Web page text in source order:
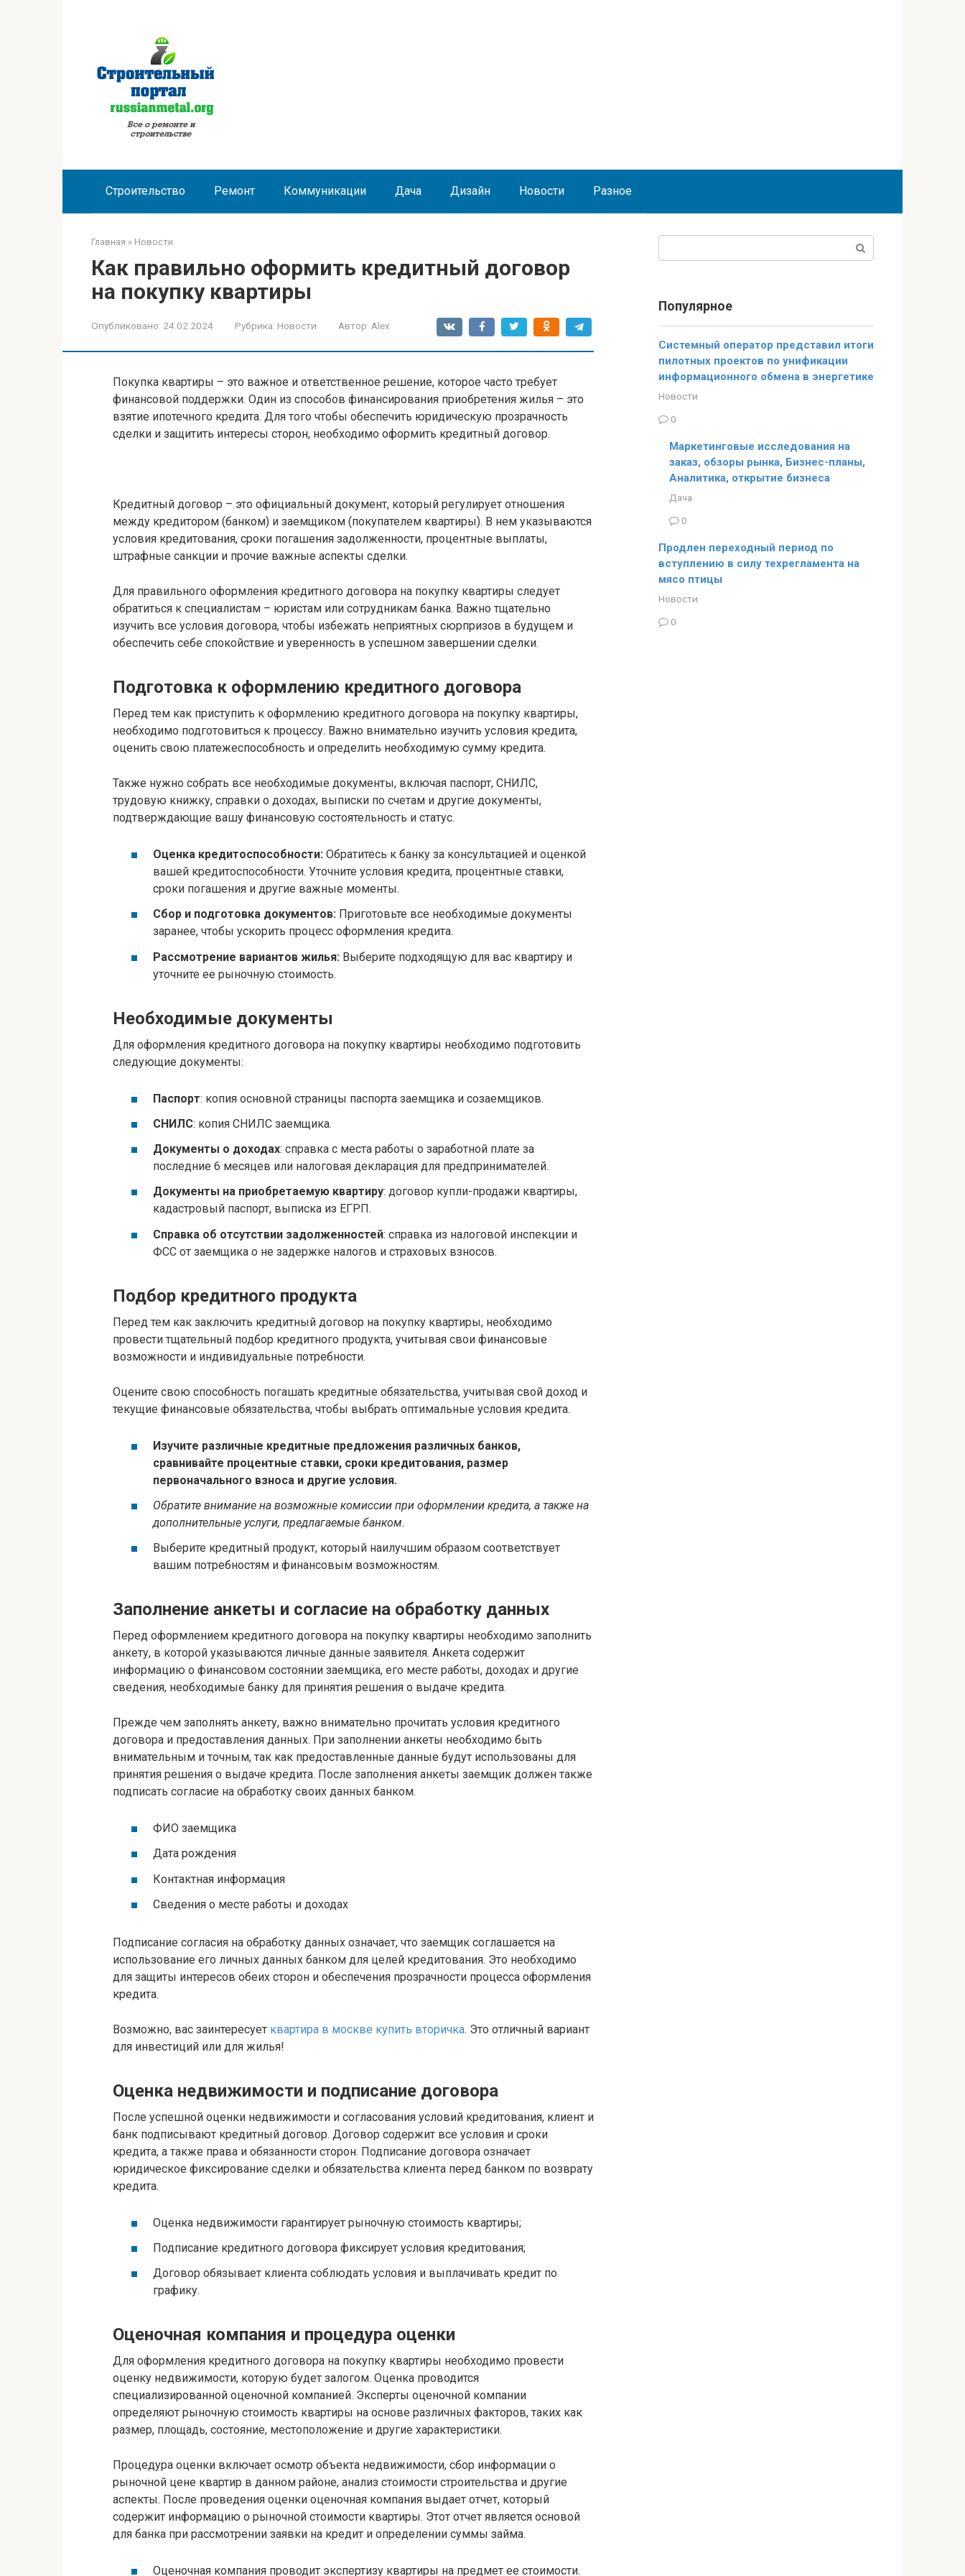
Строительство Ремонт Коммуникации Дача Дизайн Новости Разное
Главная » Новости
Как правильно оформить кредитный договор
на покупку квартиры
Опубликовано: 24.02.2024 Рубрика: Новости Автор: Alex
Покупка квартиры – это важное и ответственное решение, которое часто требует
финансовой поддержки. Один из способов финансирования приобретения жилья – это
взятие ипотечного кредита. Для того чтобы обеспечить юридическую прозрачность
сделки и защитить интересы сторон, необходимо оформить кредитный договор.
Кредитный договор – это официальный документ, который регулирует отношения
между кредитором (банком) и заемщиком (покупателем квартиры). В нем указываются
условия кредитования, сроки погашения задолженности, процентные выплаты,
штрафные санкции и прочие важные аспекты сделки.
Для правильного оформления кредитного договора на покупку квартиры следует
обратиться к специалистам – юристам или сотрудникам банка. Важно тщательно
изучить все условия договора, чтобы избежать неприятных сюрпризов в будущем и
обеспечить себе спокойствие и уверенность в успешном завершении сделки.
Подготовка к оформлению кредитного договора
Перед тем как приступить к оформлению кредитного договора на покупку квартиры,
необходимо подготовиться к процессу. Важно внимательно изучить условия кредита,
оценить свою платежеспособность и определить необходимую сумму кредита.
Также нужно собрать все необходимые документы, включая паспорт, СНИЛС,
трудовую книжку, справки о доходах, выписки по счетам и другие документы,
подтверждающие вашу финансовую состоятельность и статус.
Оценка кредитоспособности: Обратитесь к банку за консультацией и оценкой
вашей кредитоспособности. Уточните условия кредита, процентные ставки,
сроки погашения и другие важные моменты.
Сбор и подготовка документов: Приготовьте все необходимые документы
заранее, чтобы ускорить процесс оформления кредита.
Рассмотрение вариантов жилья: Выберите подходящую для вас квартиру и
уточните ее рыночную стоимость.
Необходимые документы
Для оформления кредитного договора на покупку квартиры необходимо подготовить
следующие документы:
Паспорт: копия основной страницы паспорта заемщика и созаемщиков.
СНИЛС: копия СНИЛС заемщика.
Документы о доходах: справка с места работы о заработной плате за
последние 6 месяцев или налоговая декларация для предпринимателей.
Документы на приобретаемую квартиру: договор купли-продажи квартиры,
кадастровый паспорт, выписка из ЕГРП.
Справка об отсутствии задолженностей: справка из налоговой инспекции и
ФСС от заемщика о не задержке налогов и страховых взносов.
Подбор кредитного продукта
Перед тем как заключить кредитный договор на покупку квартиры, необходимо
провести тщательный подбор кредитного продукта, учитывая свои финансовые
возможности и индивидуальные потребности.
Оцените свою способность погашать кредитные обязательства, учитывая свой доход и
текущие финансовые обязательства, чтобы выбрать оптимальные условия кредита.
Изучите различные кредитные предложения различных банков,
сравнивайте процентные ставки, сроки кредитования, размер
первоначального взноса и другие условия.
Обратите внимание на возможные комиссии при оформлении кредита, а также на
дополнительные услуги, предлагаемые банком.
Выберите кредитный продукт, который наилучшим образом соответствует
вашим потребностям и финансовым возможностям.
Заполнение анкеты и согласие на обработку данных
Перед оформлением кредитного договора на покупку квартиры необходимо заполнить
анкету, в которой указываются личные данные заявителя. Анкета содержит
информацию о финансовом состоянии заемщика, его месте работы, доходах и другие
сведения, необходимые банку для принятия решения о выдаче кредита.
Прежде чем заполнять анкету, важно внимательно прочитать условия кредитного
договора и предоставления данных. При заполнении анкеты необходимо быть
внимательным и точным, так как предоставленные данные будут использованы для
принятия решения о выдаче кредита. После заполнения анкеты заемщик должен также
подписать согласие на обработку своих данных банком.
ФИО заемщика
Дата рождения
Контактная информация
Сведения о месте работы и доходах
Подписание согласия на обработку данных означает, что заемщик соглашается на
использование его личных данных банком для целей кредитования. Это необходимо
для защиты интересов обеих сторон и обеспечения прозрачности процесса оформления
кредита.
Возможно, вас заинтересует квартира в москве купить вторичка. Это отличный вариант
для инвестиций или для жилья!
Оценка недвижимости и подписание договора
После успешной оценки недвижимости и согласования условий кредитования, клиент и
банк подписывают кредитный договор. Договор содержит все условия и сроки
кредита, а также права и обязанности сторон. Подписание договора означает
юридическое фиксирование сделки и обязательства клиента перед банком по возврату
кредита.
Оценка недвижимости гарантирует рыночную стоимость квартиры;
Подписание кредитного договора фиксирует условия кредитования;
Договор обязывает клиента соблюдать условия и выплачивать кредит по
графику.
Оценочная компания и процедура оценки
Для оформления кредитного договора на покупку квартиры необходимо провести
оценку недвижимости, которую будет залогом. Оценка проводится
специализированной оценочной компанией. Эксперты оценочной компании
определяют рыночную стоимость квартиры на основе различных факторов, таких как
размер, площадь, состояние, местоположение и другие характеристики.
Процедура оценки включает осмотр объекта недвижимости, сбор информации о
рыночной цене квартир в данном районе, анализ стоимости строительства и другие
аспекты. После проведения оценки оценочная компания выдает отчет, который
содержит информацию о рыночной стоимости квартиры. Этот отчет является основой
для банка при рассмотрении заявки на кредит и определении суммы займа.
Оценочная компания проводит экспертизу квартиры на предмет ее стоимости.
Популярное
Системный оператор представил итоги
пилотных проектов по унификации
информационного обмена в энергетике
Новости
0
Маркетинговые исследования на
заказ, обзоры рынка, Бизнес-планы,
Аналитика, открытие бизнеса
Дача
0
Продлен переходный период по
вступлению в силу техрегламента на
мясо птицы
Новости
0